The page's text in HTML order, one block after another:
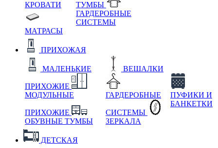
КРОВАТИ
МАТРАСЫ
ТУМБЫ
ГАРДЕРОБНЫЕ
СИСТЕМЫ
ПРИХОЖАЯ
МАЛЕНЬКИЕ
ПРИХОЖИЕ
МОДУЛЬНЫЕ
ПРИХОЖИЕ
ОБУВНЫЕ ТУМБЫ
ВЕШАЛКИ
ГАРДЕРОБНЫЕ
СИСТЕМЫ
ЗЕРКАЛА
ПУФИКИ И
БАНКЕТКИ
ДЕТСКАЯ